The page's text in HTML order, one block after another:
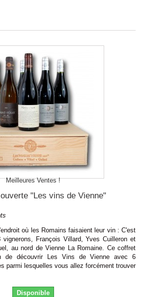
Meilleures Ventes !
"Les vins de Vienne"
où les Romains faisaient leur vin : C'est
François Villard, Yves Cuilleron et
au nord de Vienne La Romaine. Ce coffret
de découvrir Les Vins de Vienne avec 6
parmi lesquelles vous allez forcément trouver
Disponible